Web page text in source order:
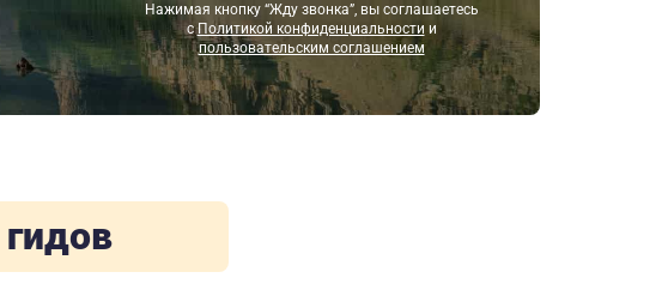
Нажимая кнопку “Жду звонка”, вы соглашаетесь
сПолитикой конфиденциальности и
пользовательским соглашением